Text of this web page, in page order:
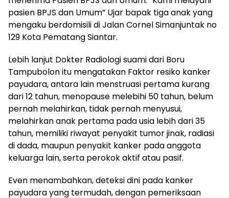
pasien BPJS dan Umum” Ujar bapak tiga anak yang
mengaku berdomisili di Jalan Cornel Simanjuntak no
129 Kota Pematang Siantar.
Lebih lanjut Dokter Radiologi suami dari Boru
Tampubolon itu mengatakan Faktor resiko kanker
payudara, antara lain menstruasi pertama kurang
dari 12 tahun, menopause melebihi 50 tahun, belum
pernah melahirkan, tidak pernah menyusui,
melahirkan anak pertama pada usia lebih dari 35
tahun, memiliki riwayat penyakit tumor jinak, radiasi
di dada, maupun penyakit kanker pada anggota
keluarga lain, serta perokok aktif atau pasif.
Even menambahkan, deteksi dini pada kanker
payudara yang termudah, dengan pemeriksaan